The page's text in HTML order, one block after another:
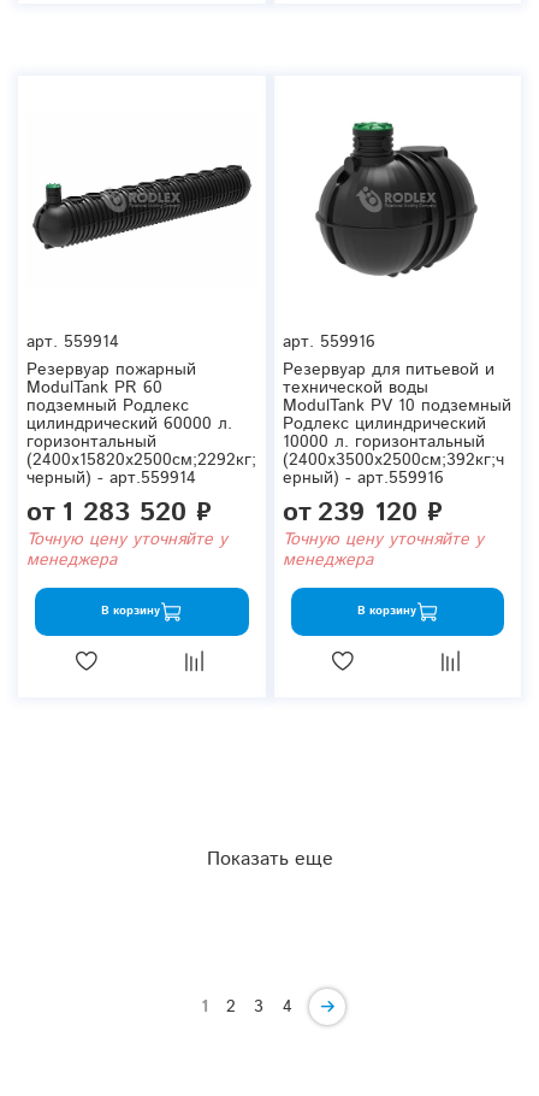
арт. 559914
Резервуар пожарный
ModulTank PR 60
подземный Родлекс
цилиндрический 60000 л.
горизонтальный
(2400x15820x2500см;2292кг;
черный) - арт.559914
от 1 283 520 ₽
Точную цену уточняйте у
менеджера
В корзину
арт. 559916
Резервуар для питьевой и
технической воды
ModulTank PV 10 подземный
Родлекс цилиндрический
10000 л. горизонтальный
(2400x3500x2500см;392кг;ч
ерный) - арт.559916
от239 120 ₽
Точную цену уточняйте у
менеджера
В корзину
Показать еще
1 2 3 4